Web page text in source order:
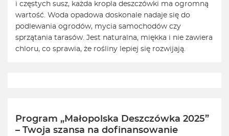
i częstych susz, każda kropla deszczówki ma ogromną
wartość. Woda opadowa doskonale nadaje się do
podlewania ogrodów, mycia samochodów czy
sprzątania tarasów. Jest naturalna, miękka i nie zawiera
chloru, co sprawia, że rośliny lepiej się rozwijają.
Program „Małopolska Deszczówka 2025”
– Twoja szansa na dofinansowanie